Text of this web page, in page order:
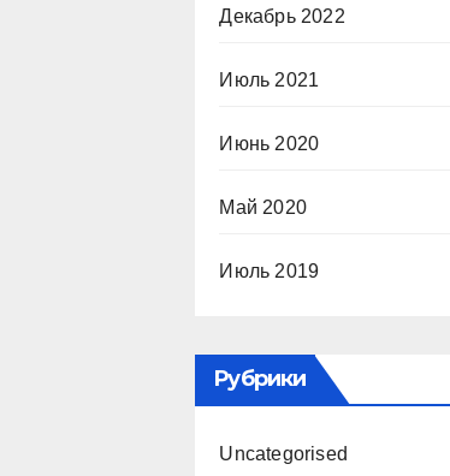
Декабрь 2022
Июль 2021
Июнь 2020
Май 2020
Июль 2019
Рубрики
Uncategorised